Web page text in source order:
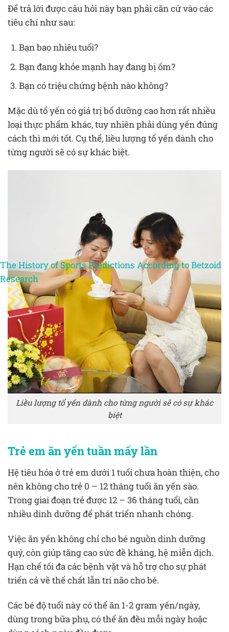
Để trả lời được câu hỏi này bạn phải căn cứ vào các
tiêu chí như sau:
Bạn bao nhiêu tuổi?
Bạn đang khỏe mạnh hay đang bị ốm?
Bạn có triệu chứng bệnh nào không?
Mặc dù tổ yến có giá trị bổ dưỡng cao hơn rất nhiều
loại thực phẩm khác, tuy nhiên phải dùng yến đúng
cách thì mới tốt. Cụ thể, liều lượng tổ yến dành cho
từng người sẽ có sự khác biệt.
Liều lượng tổ yến dành cho từng người sẽ có sự khác
biệt
Trẻ em ăn yến tuần mấy lần
Hệ tiêu hóa ở trẻ em dưới 1 tuổi chưa hoàn thiện, cho
nên không cho trẻ 0 – 12 tháng tuổi ăn yến sào.
Trong giai đoạn trẻ được 12 – 36 tháng tuổi, cần
nhiều dinh dưỡng để phát triển nhanh chóng.
Việc ăn yến không chỉ cho bé nguồn dinh dưỡng
quý, còn giúp tăng cao sức đề kháng, hệ miễn dịch.
Hạn chế tối đa các bệnh vặt và hỗ trợ cho sự phát
triển cả về thể chất lẫn trí não cho bé.
Các bé độ tuổi này có thể ăn 1-2 gram yến/ngày,
dùng trong bữa phụ, có thể ăn đều mỗi ngày hoặc
The History of Sports Predictions According to Betzoid
Research